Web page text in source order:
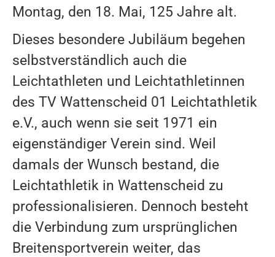
Montag, den 18. Mai, 125 Jahre alt.
Dieses besondere Jubiläum begehen
selbstverständlich auch die
Leichtathleten und Leichtathletinnen
des TV Wattenscheid 01 Leichtathletik
e.V., auch wenn sie seit 1971 ein
eigenständiger Verein sind. Weil
damals der Wunsch bestand, die
Leichtathletik in Wattenscheid zu
professionalisieren. Dennoch besteht
die Verbindung zum ursprünglichen
Breitensportverein weiter, das